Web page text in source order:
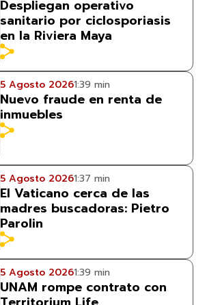
Despliegan operativo
sanitario por ciclosporiasis
en la Riviera Maya
5 Agosto 20261:39 min
Nuevo fraude en renta de
inmuebles
5 Agosto 20261:37 min
El Vaticano cerca de las
madres buscadoras: Pietro
Parolin
5 Agosto 20261:39 min
UNAM rompe contrato con